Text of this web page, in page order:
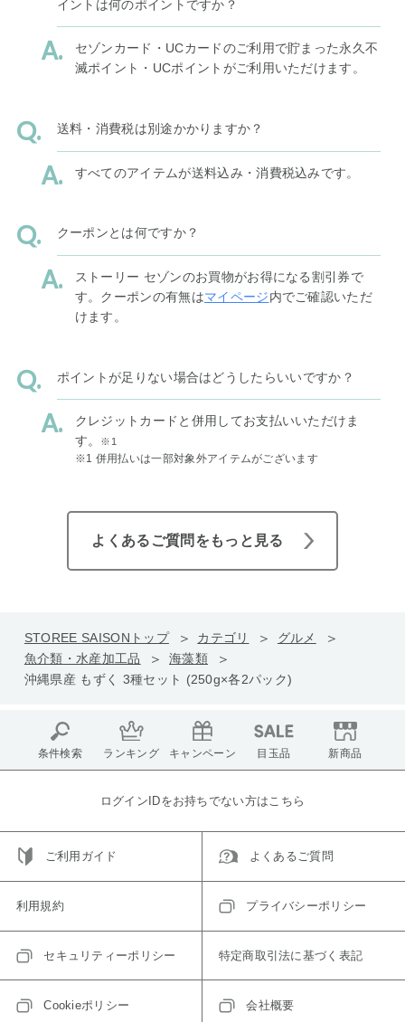
イントは何のポイントですか？
セゾンカード・UCカードのご利用で貯まった永久不
滅ポイント・UCポイントがご利用いただけます。
送料・消費税は別途かかりますか？
すべてのアイテムが送料込み・消費税込みです。
クーポンとは何ですか？
ストーリー セゾンのお買物がお得になる割引券で
す。クーポンの有無はマイページ内でご確認いただ
けます。
ポイントが足りない場合はどうしたらいいですか？
クレジットカードと併用してお支払いいただけま
す。
※1
※1 併用払いは一部対象外アイテムがございます
よくあるご質問をもっと見る
STOREE SAISONトップ カテゴリ
グルメ
魚介類・水産加工品
海藻類
沖縄県産 もずく 3種セット (250g×各2パック)
条件検索 ランキング キャンペーン 目玉品 新商品
ログインIDをお持ちでない方はこちら
ご利用ガイド よくあるご質問
利用規約 プライバシーポリシー
セキュリティーポリシー 特定商取引法に基づく表記
Cookieポリシー 会社概要